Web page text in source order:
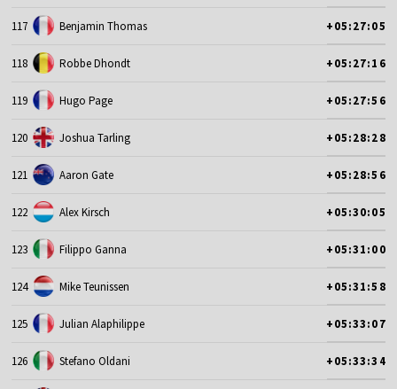
117 Benjamin Thomas +05:27:05
118 Robbe Dhondt +05:27:16
119 Hugo Page +05:27:56
120 Joshua Tarling +05:28:28
121 Aaron Gate +05:28:56
122 Alex Kirsch +05:30:05
123 Filippo Ganna +05:31:00
124 Mike Teunissen +05:31:58
125 Julian Alaphilippe +05:33:07
126 Stefano Oldani +05:33:34